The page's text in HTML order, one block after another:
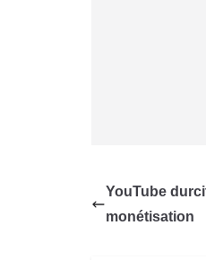
YouTube
monétisation